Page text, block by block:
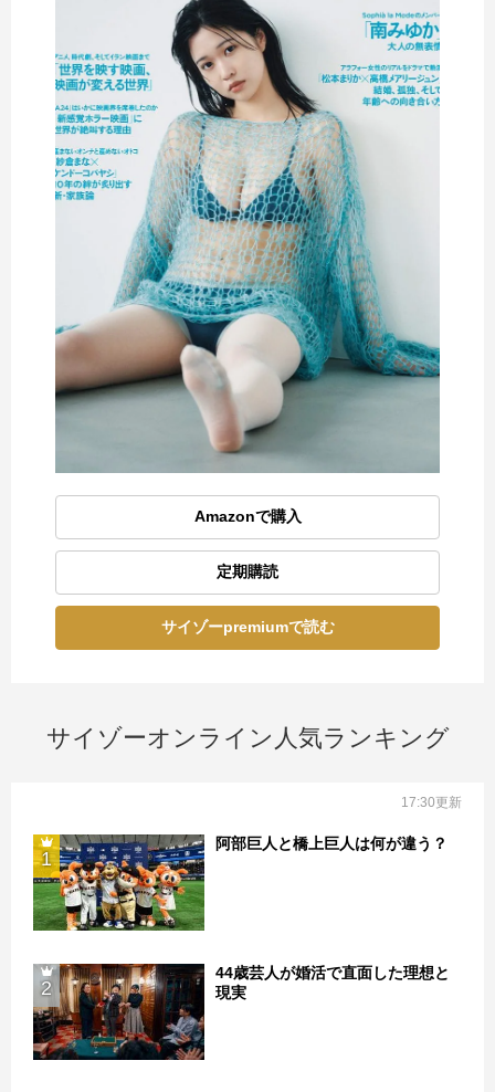
Amazonで購入
定期購読
サイゾーpremiumで読む
サイゾーオンライン人気ランキング
17:30更新
1
阿部巨人と橋上巨人は何が違う？
2
44歳芸人が婚活で直面した理想と
現実